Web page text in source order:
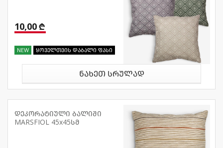
10,00 ₾
NEW ყოველთვის დაბალი ფასი
ნახეთ სრულად
დეკორატიული ბალიში
MARSFIOL 45x45სმ